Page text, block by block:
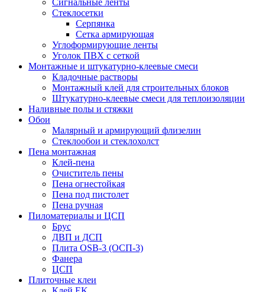
Сигнальные ленты
Стеклосетки
Серпянка
Сетка армирующая
Углоформирующие ленты
Уголок ПВХ с сеткой
Монтажные и штукатурно-клеевые смеси
Кладочные растворы
Монтажный клей для строительных блоков
Штукатурно-клеевые смеси для теплоизоляции
Наливные полы и стяжки
Обои
Малярный и армирующий флизелин
Стеклообои и стеклохолст
Пена монтажная
Клей-пена
Очиститель пены
Пена огнестойкая
Пена под пистолет
Пена ручная
Пиломатериалы и ЦСП
Брус
ДВП и ДСП
Плита OSB-3 (ОСП-3)
Фанера
ЦСП
Плиточные клеи